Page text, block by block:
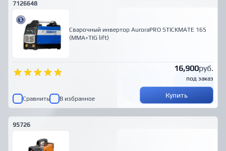
7126648
Сварочный инвертор AuroraPRO STICKMATE 165
(MMA+TIG lift)
16,900руб.
под заказ
Сравнить В избранное Купить
95726